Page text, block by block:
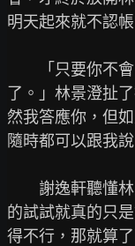
明天起來就不認帳
「只要你不會
了。」林景澄扯
然我答應你，但
隨時都可以跟我說
謝逸軒聽懂林
的試試就真的只
得不行，那就算了